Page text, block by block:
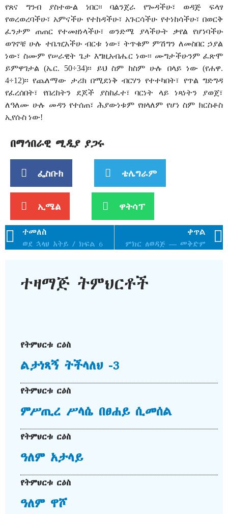
የጸና ግንብ ያስተውል ነበር፡፡ ባልንጀራ የጐዳችሁ፣ ወዳጅ ፍላፃ
የወረወረባችሁ፣ አምናችሁ የተከዳችሁ፣ አጉርሳችሁ የተነከሳችሁ፣ በወርቅ
ፈንታም ጠጠር የተመዘነላችሁ፣ ወንድሜ ያላችሁት ቃየል የሆነባችሁ
ወገኖቼ ሁሉ ተቤዢአችሁ ብርቱ ነው፣ ትጥቁም ምሽግን ለመስበር ኃያል
ነው፣ ስሙምየሠራዊት ጌታ እግዚአብሔር ነው፡፡ ሙግታችሁንም ፈጽሞ
ይምዋገታል (ኤር. 50÷34)፡፡ ይህ ስም ከስም ሁሉ በላይ ነው (የሐዋ.
4÷12)፡፡ የጨለማው ታሪክ በሚደነቅ ብርሃን የተተካበት፣ የጥል ግድግዳ
የፈረሰበት፣ የበረከትን ደጆች ያስከፈተ፣ ባርነት ላይ ነጻነትን ያወጀ፣
ለዓለሙ ሁሉ መዳን የተሰጠ፣ ሕያውነቱም የዘላለም የሆነ ስም ክርስቶስ
ኢየሱስ ነው!
በማኅበራዊ ሚዲያ ያጋሩ
ፌስቡክ ቴሌግራም
ኢሜል ዋትሳፕ
ተመለስ
ወደ ኋላህ አትይ / ክፍል 6
ቀጥል
ምክር ለወዳጅ — መቅድም
ተዛማጅ ትምህርቶች
የትምህርቱ ርዕስ
ልታነጻኝ ትችላለህ -3
የትምህርቱ ርዕስ
ምሥጢረ ሥላሴ በፀሐይ ሲመሰል
የትምህርቱ ርዕስ
ዓለም አታላይ
የትምህርቱ ርዕስ
ዓለም ዋሾ